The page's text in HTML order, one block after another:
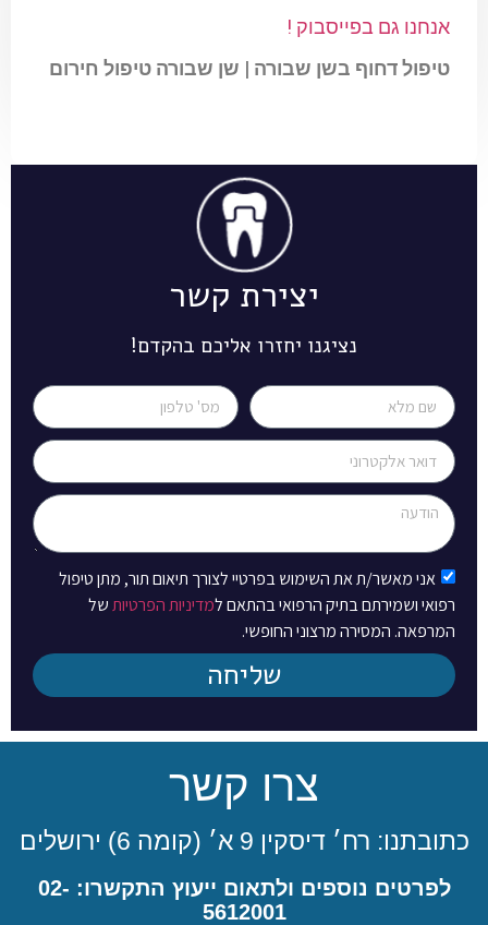
אנחנו גם בפייסבוק !
טיפול דחוף בשן שבורה | שן שבורה טיפול חירום
יצירת קשר
נציגנו יחזרו אליכם בהקדם!
אני מאשר/ת את השימוש בפרטיי לצורך תיאום תור, מתן טיפול
רפואי ושמירתם בתיק הרפואי בהתאם למדיניות הפרטיותשל
המרפאה. המסירה מרצוני החופשי.
שליחה
צרו קשר
כתובתנו: רח׳ דיסקין 9 א׳ (קומה 6) ירושלים
לפרטים נוספים ולתאום ייעוץ התקשרו: 02-
5612001